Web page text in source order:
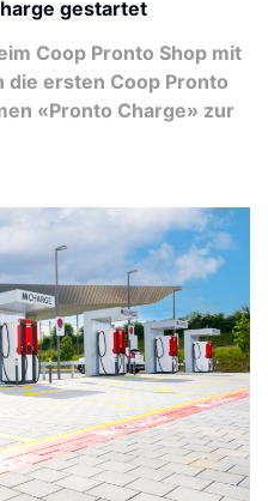
gestartet
Coop Pronto Shop mit
die ersten Coop Pronto
«Pronto Charge» zur